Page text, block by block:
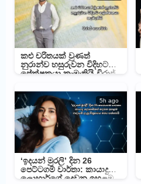
කළු චරිතයක් වුණත්
නුරාන්ව හසුරුවන විදිහට
ප්‍රේක්ෂකයා කැමැතියි-විරාජ්
5h ago
‘ඉදයන් මුරලි’ දින 26
පෙට්ටගම් වාර්තා: කායාදු
ලොහාර්ගේ දෙවන ඉහළම